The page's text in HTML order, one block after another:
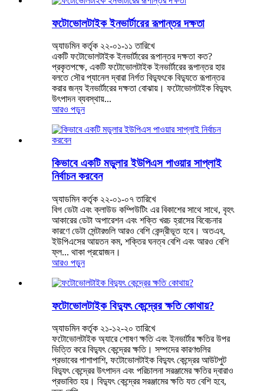
ফটোভোলটাইক ইনভার্টারের রূপান্তর দক্ষতা
অ্যাডমিন কর্তৃক ২২-০১-১১ তারিখে
একটি ফটোভোলটাইক ইনভার্টারের রূপান্তর দক্ষতা কত?
প্রকৃতপক্ষে, একটি ফটোভোলটাইক ইনভার্টারের রূপান্তর হার
বলতে সৌর প্যানেল দ্বারা নির্গত বিদ্যুৎকে বিদ্যুতে রূপান্তর
করার জন্য ইনভার্টারের দক্ষতা বোঝায়। ফটোভোলটাইক বিদ্যুৎ
উৎপাদন ব্যবস্থায়...
আরও পড়ুন
কিভাবে একটি মডুলার ইউপিএস পাওয়ার সাপ্লাই
নির্বাচন করবেন
অ্যাডমিন কর্তৃক ২২-০১-০৭ তারিখে
বিগ ডেটা এবং ক্লাউড কম্পিউটিং এর বিকাশের সাথে সাথে, বৃহৎ
আকারের ডেটা অপারেশন এবং শক্তি খরচ হ্রাসের বিবেচনার
কারণে ডেটা সেন্টারগুলি আরও বেশি কেন্দ্রীভূত হবে। অতএব,
ইউপিএসের আয়তন কম, শক্তির ঘনত্ব বেশি এবং আরও বেশি
ফ্ল... থাকা প্রয়োজন।
আরও পড়ুন
ফটোভোলটাইক বিদ্যুৎ কেন্দ্রের ক্ষতি কোথায়?
অ্যাডমিন কর্তৃক ২১-১২-২০ তারিখে
ফটোভোলটাইক অ্যারে শোষণ ক্ষতি এবং ইনভার্টার ক্ষতির উপর
ভিত্তি করে বিদ্যুৎ কেন্দ্রের ক্ষতি। সম্পদের কারণগুলির
প্রভাবের পাশাপাশি, ফটোভোলটাইক বিদ্যুৎ কেন্দ্রের আউটপুট
বিদ্যুৎ কেন্দ্রের উৎপাদন এবং পরিচালনা সরঞ্জামের ক্ষতির দ্বারাও
প্রভাবিত হয়। বিদ্যুৎ কেন্দ্রের সরঞ্জামের ক্ষতি যত বেশি হবে,